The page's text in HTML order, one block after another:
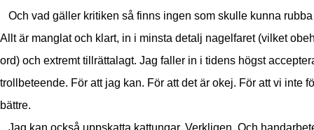
Och vad gäller kritiken så finns ingen som skulle kunna
Allt är manglat och klart, in i minsta detalj nagelfaret (vilket
ord) och extremt tillrättalagt. Jag faller in i tidens högst
trollbeteende. För att jag kan. För att det är okej. För att vi inte
bättre.
Jag kan också uppskatta kattungar. Verkligen. Och